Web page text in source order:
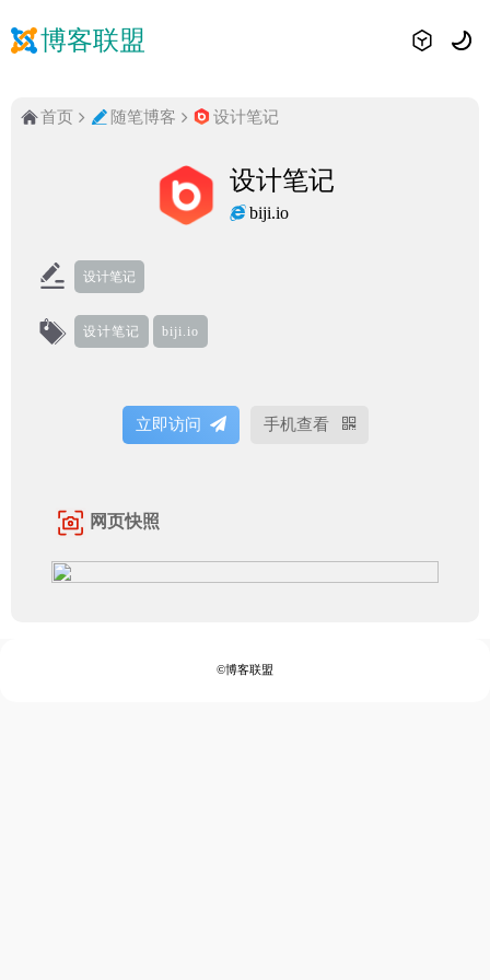
博客联盟
首页 随笔博客 设计笔记
设计笔记
biji.io
设计笔记
设计笔记 biji.io
立即访问 手机查看
网页快照
©博客联盟